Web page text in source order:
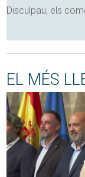
Disculpau, els
EL MÉS